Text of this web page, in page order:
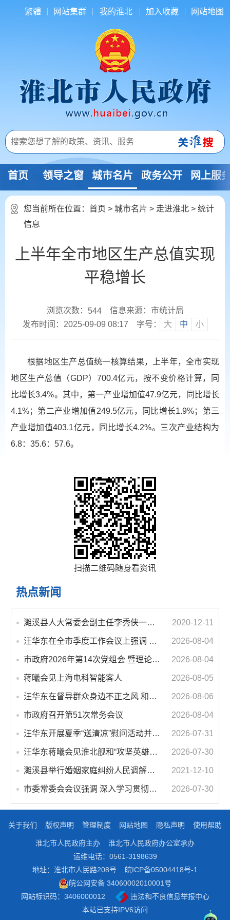
繁體 网站集群 我的淮北 加入收藏 网站地图
首页 领导之窗 城市名片 政务公开 网上服
您当前所在位置： 首页 > 城市名片 > 走进淮北 > 统计
信息
上半年全市地区生产总值实现
平稳增长
浏览次数： 544
信息来源：市统计局
发布时间：2025-09-09 08:17
字号： 大 中 小
根据地区生产总值统一核算结果，上半年，全市实现
地区生产总值（GDP）700.4亿元，按不变价格计算，同
比增长3.4%。其中，第一产业增加值47.9亿元，同比增长
4.1%；第二产业增加值249.5亿元，同比增长1.9%；第三
产业增加值403.1亿元，同比增长4.2%。三次产业结构为
6.8：35.6：57.6。
扫描二维码随身看资讯
热点新闻
濉溪县人大常委会副主任李秀侠一行调研城乡客运一体化和治超工作 2020-12-11
汪华东在全市季度工作会议上强调 锚定打好“三仗”任务和年度预期目标不动摇 在全市上下掀起比学赶超争先进位的攻坚热潮 2026-08-04
市政府2026年第14次党组会 暨理论学习中心组学习会议召开 蒋曦主持会议并讲话 2026-08-04
蒋曦会见上海电科智能客人 2026-08-05
汪华东在督导群众身边不正之风 和腐败问题集中整治工作时强调 以更高标准更实举措纵深推进集中整治 不断增强人民群众获得感幸福感安全感 2026-08-06
市政府召开第51次常务会议 2026-08-04
汪华东开展夏季“送清凉”慰问活动并调研专门教育工作 落实落细防暑降温措施 用心用情关爱一线职工 2026-07-31
汪华东蒋曦会见淮北舰和“攻坚英雄连”官兵代表 2026-07-30
濉溪县举行婚姻家庭纠纷人民调解委员会暨调解志愿者服务团成立仪式 2021-12-10
市委常委会会议强调 深入学习贯彻习近平总书记重要讲话指示精神 高质量推进城市更新 不断提升本质安全水平 汪华东主持会议 2026-07-30
关于我们 版权声明 管理制度 网站地图 隐私声明 使用帮助
淮北市人民政府主办
淮北市人民政府办公室承办
运维电话：0561-3198639
地址：淮北市人民路208号
皖ICP备05004418号-1
皖公网安备 34060002010001号
网站标识码：3406000012
违法和不良信息举报中心
本站已支持IPV6访问